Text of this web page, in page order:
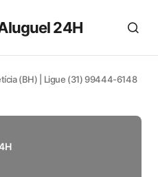
24H
(BH) | Ligue (31) 99444-6148